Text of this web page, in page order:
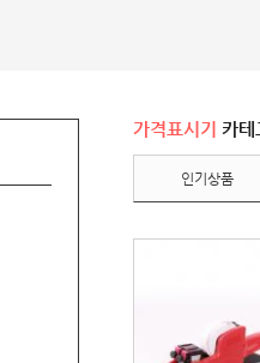
가격표시기 카
인기상품